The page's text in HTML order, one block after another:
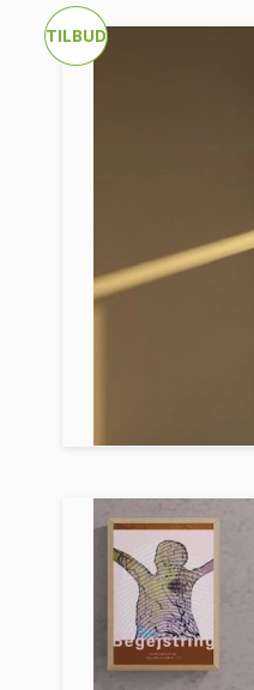
TILBUD